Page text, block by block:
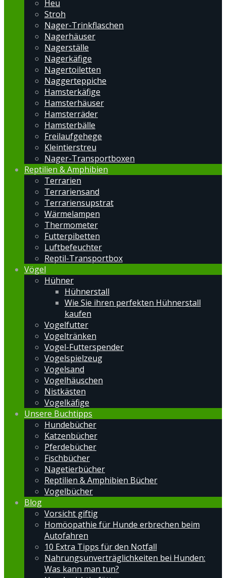
Heu
Stroh
Nager-Trinkflaschen
Nagerhäuser
Nagerställe
Nagerkäfige
Nagertoiletten
Naggerteppiche
Hamsterkäfige
Hamsterhäuser
Hamsterräder
Hamsterbälle
Freilaufgehege
Kleintierstreu
Nager-Transportboxen
Reptilien & Amphibien
Terrarien
Terrariensand
Terrariensupstrat
Wärmelampen
Thermometer
Futterpibetten
Luftbefeuchter
Reptil-Transportbox
Vögel
Hühner
Hühnerstall
Wie Sie ihren perfekten Hühnerstall
kaufen
Vogelfutter
Vogeltränken
Vogel-Futterspender
Vogelspielzeug
Vogelsand
Vogelhäuschen
Nistkästen
Vogelkäfige
Unsere Buchtipps
Hundebücher
Katzenbücher
Pferdebücher
Fischbücher
Nagetierbücher
Reptilien & Amphibien Bücher
Vogelbücher
Blog
Vorsicht giftig
Homöopathie für Hunde erbrechen beim
Autofahren
10 Extra Tipps für den Notfall
Nahrungsunverträglichkeiten bei Hunden:
Was kann man tun?